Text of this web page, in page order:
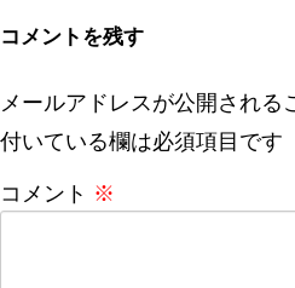
コメントを残す
メールアドレスが公開される
付いている欄は必須項目です
コメント ※